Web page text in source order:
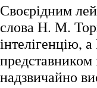
Своєрідним
слова Н. М.
інтелігенцію,
представником
надзвичайно